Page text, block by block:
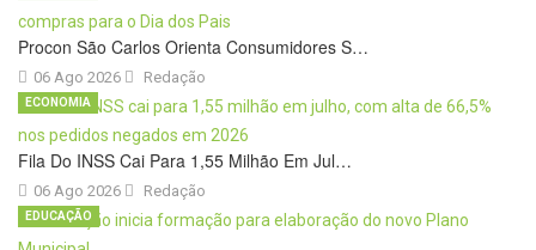
Procon São Carlos Orienta Consumidores S…
06 Ago 2026 Redação
Fila Do INSS Cai Para 1,55 Milhão Em Jul…
06 Ago 2026
ECONOMIA
Redação
EDUCAÇÃO